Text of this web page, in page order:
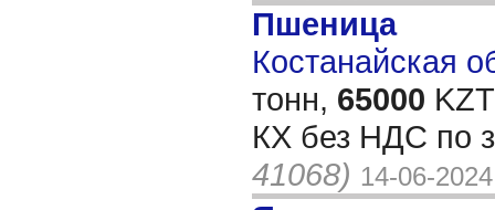
Пшеница
Костанайская
тонн, 65000
КХ без НДС по
41068) 14-06-2024